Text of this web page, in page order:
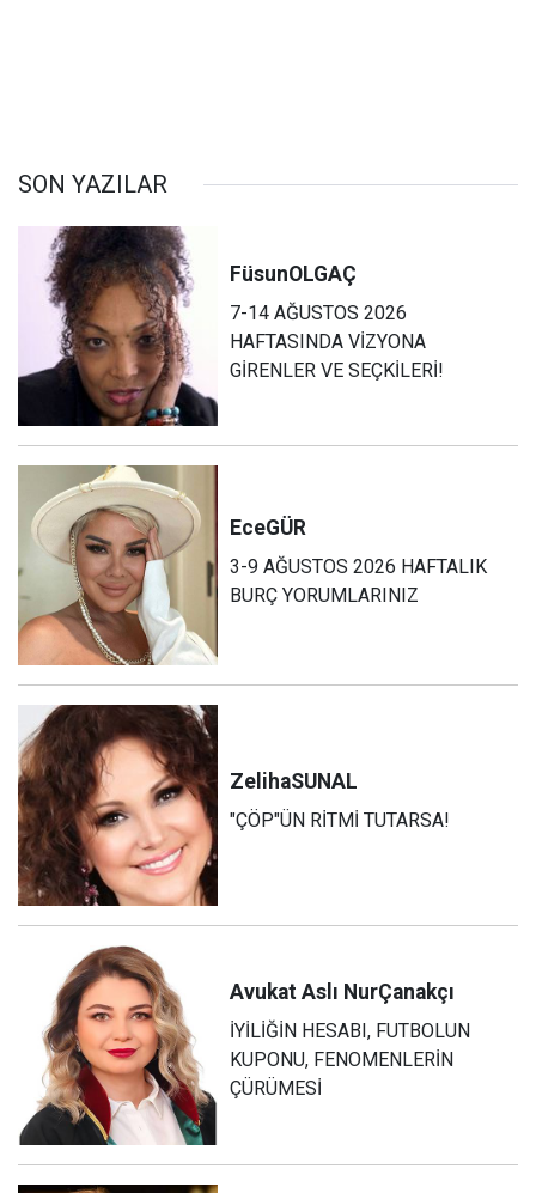
SON YAZILAR
FüsunOLGAÇ
7-14 AĞUSTOS 2026
HAFTASINDA VİZYONA
GİRENLER VE SEÇKİLERİ!
EceGÜR
3-9 AĞUSTOS 2026 HAFTALIK
BURÇ YORUMLARINIZ
ZelihaSUNAL
"ÇÖP"ÜN RİTMİ TUTARSA!
Avukat Aslı NurÇanakçı
İYİLİĞİN HESABI, FUTBOLUN
KUPONU, FENOMENLERİN
ÇÜRÜMESİ